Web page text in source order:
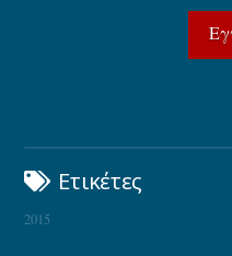
Ετικέτες
2015